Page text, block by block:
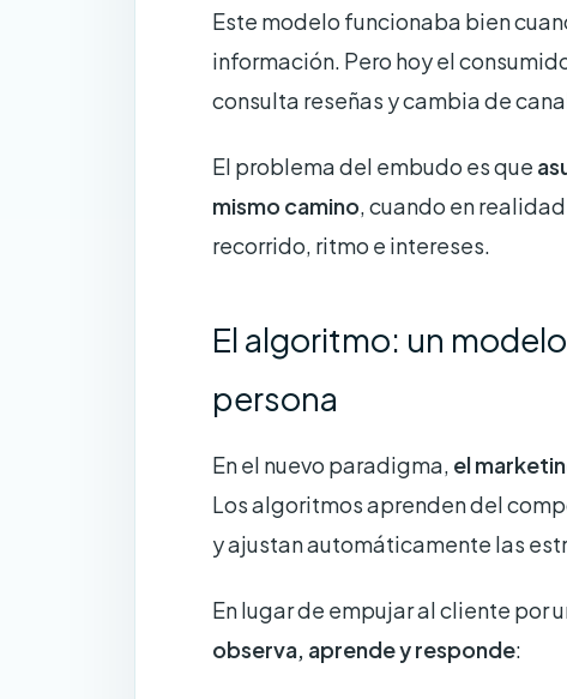
Este modelo funcionaba bien
información. Pero hoy el
consulta reseñas y cambia de
El problema del embudo es que
mismo camino, cuando en
recorrido, ritmo e intereses.
El algoritmo: un
persona
En el nuevo paradigma, el
Los algoritmos aprenden del
y ajustan automáticamente las
En lugar de empujar al cliente por
observa, aprende y responde: